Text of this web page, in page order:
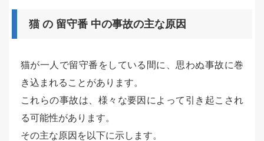
猫 の 留守番 中の事故の主な原因
猫が一人で留守番をしている間に、思わぬ事故に巻
き込まれることがあります。
これらの事故は、様々な要因によって引き起こされ
る可能性があります。
その主な原因を以下に示します。